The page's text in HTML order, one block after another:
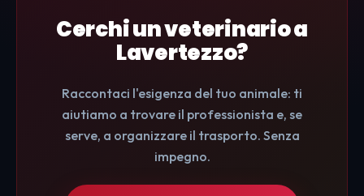
Cerchi un veterinario a
Lavertezzo?
Raccontaci l'esigenza del tuo animale: ti
aiutiamo a trovare il professionista e, se
serve, a organizzare il trasporto. Senza
impegno.